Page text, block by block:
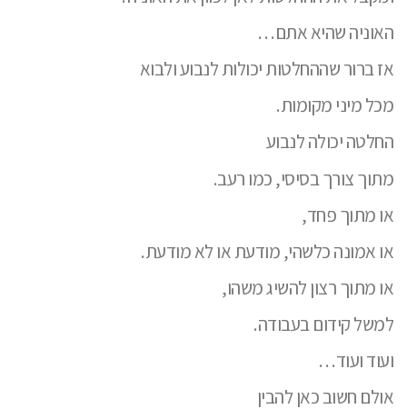
האוניה שהיא אתם…
אז ברור שההחלטות יכולות לנבוע ולבוא
מכל מיני מקומות.
החלטה יכולה לנבוע
מתוך צורך בסיסי, כמו רעב.
או מתוך פחד,
או אמונה כלשהי, מודעת או לא מודעת.
או מתוך רצון להשיג משהו,
למשל קידום בעבודה.
ועוד ועוד…
אולם חשוב כאן להבין